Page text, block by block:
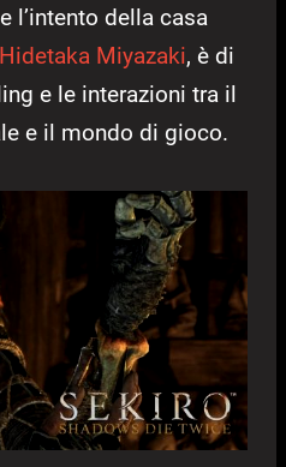
l’intento della casa
Hidetaka Miyazaki, è di
e le interazioni tra il
e il mondo di gioco.